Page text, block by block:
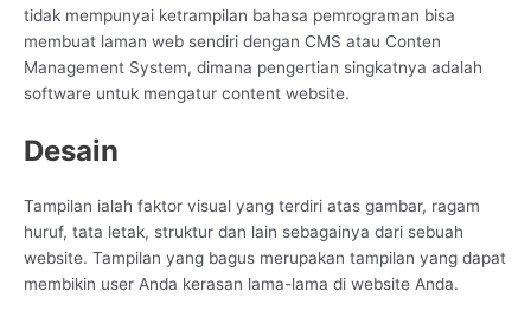
tidak mempunyai ketrampilan bahasa pemrograman bisa
membuat laman web sendiri dengan CMS atau Conten
Management System, dimana pengertian singkatnya adalah
software untuk mengatur content website.
Desain
Tampilan ialah faktor visual yang terdiri atas gambar, ragam
huruf, tata letak, struktur dan lain sebagainya dari sebuah
website. Tampilan yang bagus merupakan tampilan yang dapat
membikin user Anda kerasan lama-lama di website Anda.